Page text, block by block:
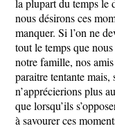
la plupart du temps le
nous désirons ces
manquer. Si l’on ne
tout le temps que
notre famille, nos
paraitre tentante mais,
n’apprécierions plus
que lorsqu’ils
à savourer ces